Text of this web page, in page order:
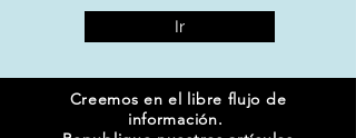
Ir
Creemos en el libre flujo de
información.